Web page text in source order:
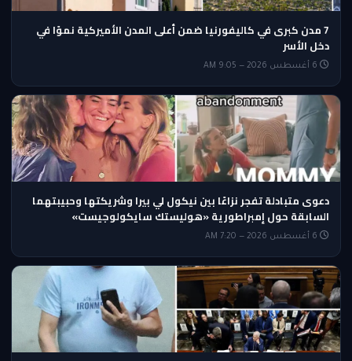
7 مدن كبرى في كاليفورنيا ضمن أعلى المدن الأميركية نموًا في
دخل الأسر
دعوى متبادلة تفجر نزاعًا بين نيكول لي بيرا وشريكتها وحبيبتهما
السابقة حول إمبراطورية «هوليستك سايكولوجيست»